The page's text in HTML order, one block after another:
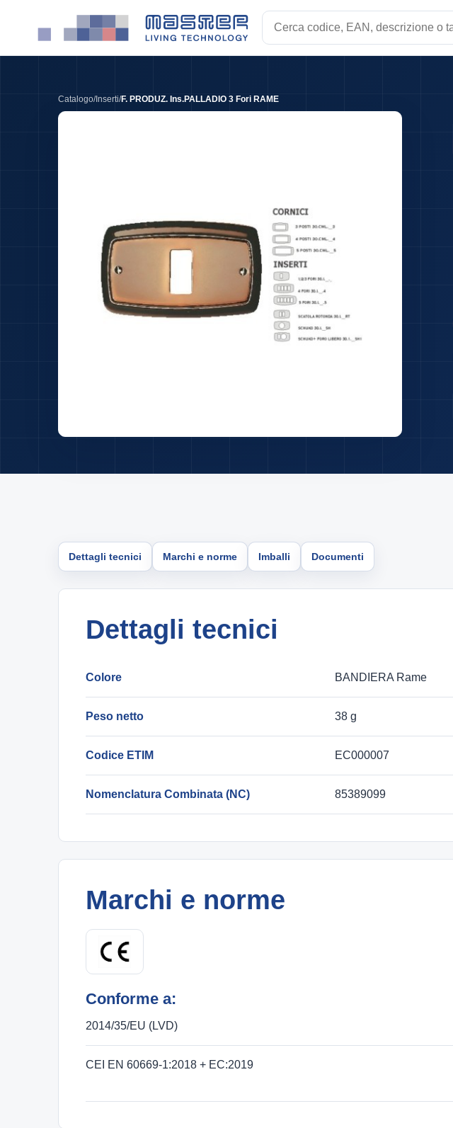
Cerca
EAN,
tag
Catalogo/Inserti/F. PRODUZ. Ins.PALLADIO 3 Fori RAME
Dettagli tecnici Marchi e norme Imballi Documenti
Dettagli tecnici
Colore BANDIERA Rame
Peso netto 38 g
Codice ETIM EC000007
Nomenclatura Combinata (NC) 85389099
Marchi e norme
Conforme a:
2014/35/EU (LVD)
CEI EN 60669-1:2018 + EC:2019